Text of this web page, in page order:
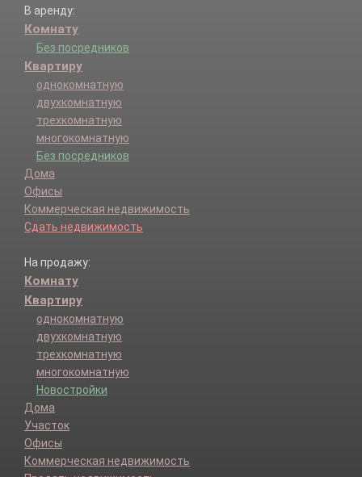
В аренду:
Комнату
Без посредников
Квартиру
однокомнатную
двухкомнатную
трехкомнатную
многокомнатную
Без посредников
Дома
Офисы
Коммерческая недвижимость
Сдать недвижимость
На продажу:
Комнату
Квартиру
однокомнатную
двухкомнатную
трехкомнатную
многокомнатную
Новостройки
Дома
Участок
Офисы
Коммерческая недвижимость